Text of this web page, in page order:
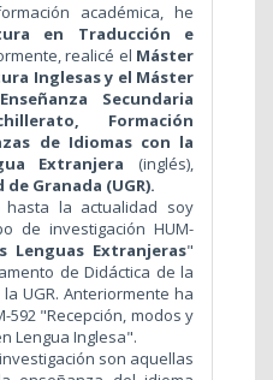
académica, he
en Traducción e
realicé el Máster
Inglesas y el Máster
Secundaria
Formación
de Idiomas con la
Extranjera (inglés),
Granada (UGR).
hasta la actualidad soy
de investigación HUM-
Lenguas Extranjeras"
de Didáctica de la
UGR. Anteriormente ha
592 "Recepción, modos y
Lengua Inglesa".
son aquellas